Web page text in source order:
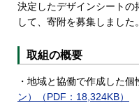
決定したデザインシートの
して、寄附を募集しました。
取組の概要
・地域と協働で作成した
ン）（PDF：18,324KB）